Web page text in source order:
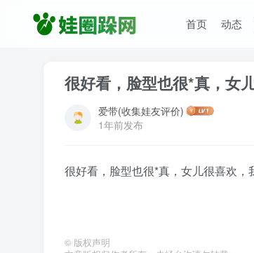
首页 动态
很好看，脸型也很*真，女
爱带(收集娃友评价)
1年前发布
很好看，脸型也很*真，女儿很喜欢，
© 版权声明